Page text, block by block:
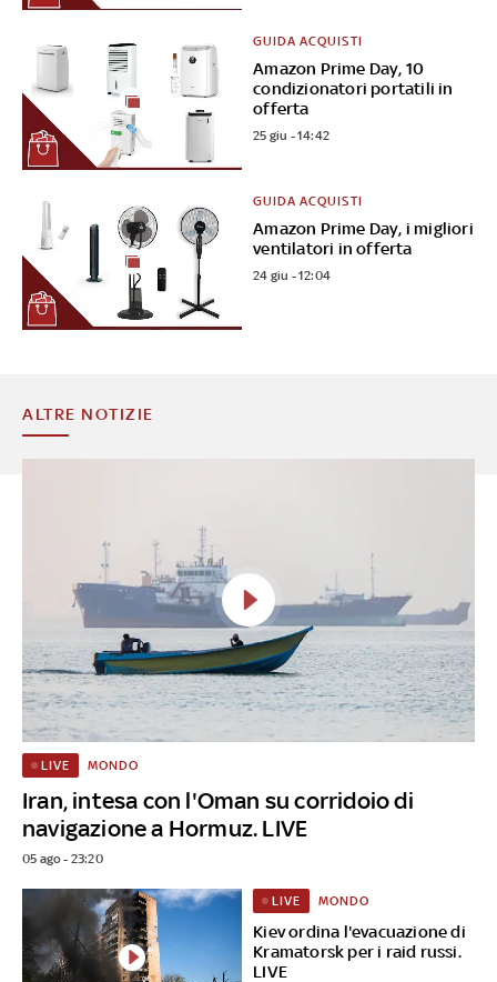
Amazon Prime Day, 10
condizionatori portatili in
offerta
GUIDA ACQUISTI
25 giu - 14:42
Amazon Prime Day, i migliori
ventilatori in offerta
GUIDA ACQUISTI
24 giu - 12:04
ALTRE NOTIZIE
Iran, intesa con l'Oman su corridoio di
navigazione a Hormuz. LIVE
LIVE MONDO
05 ago - 23:20
Kiev ordina l'evacuazione di
Kramatorsk per i raid russi.
LIVE
LIVE MONDO